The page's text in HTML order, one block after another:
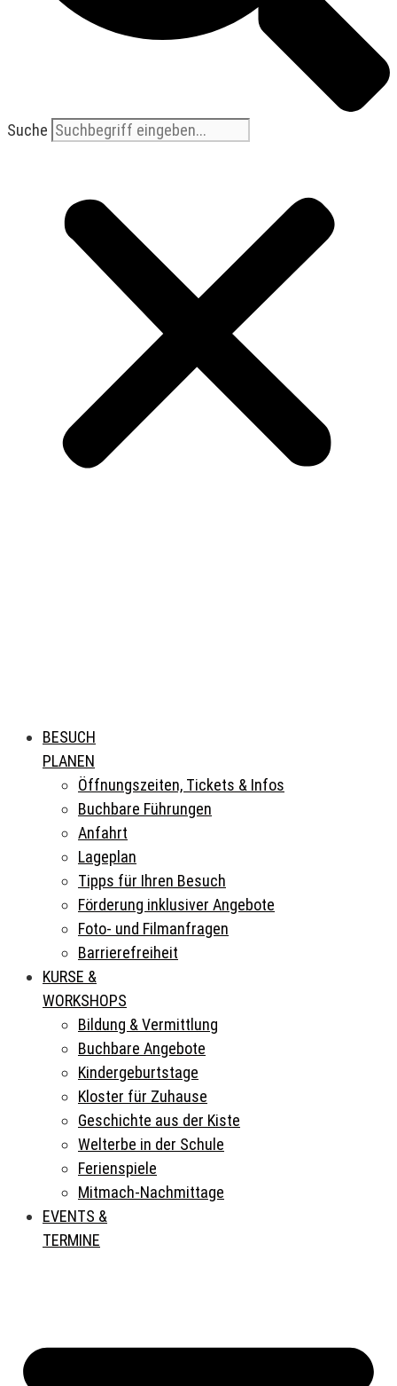
Suche
BESUCH
PLANEN
Öffnungszeiten, Tickets & Infos
Buchbare Führungen
Anfahrt
Lageplan
Tipps für Ihren Besuch
Förderung inklusiver Angebote
Foto- und Filmanfragen
Barrierefreiheit
KURSE &
WORKSHOPS
Bildung & Vermittlung
Buchbare Angebote
Kindergeburtstage
Kloster für Zuhause
Geschichte aus der Kiste
Welterbe in der Schule
Ferienspiele
Mitmach-Nachmittage
EVENTS &
TERMINE